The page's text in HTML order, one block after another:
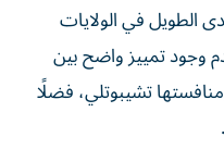
الطويل في الولايات
وجود تمييز واضح بين
تشيبوتلي، فضلًا